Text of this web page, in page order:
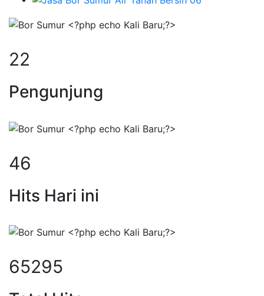
29
Pengunjung
58
Hits Hari ini
84252